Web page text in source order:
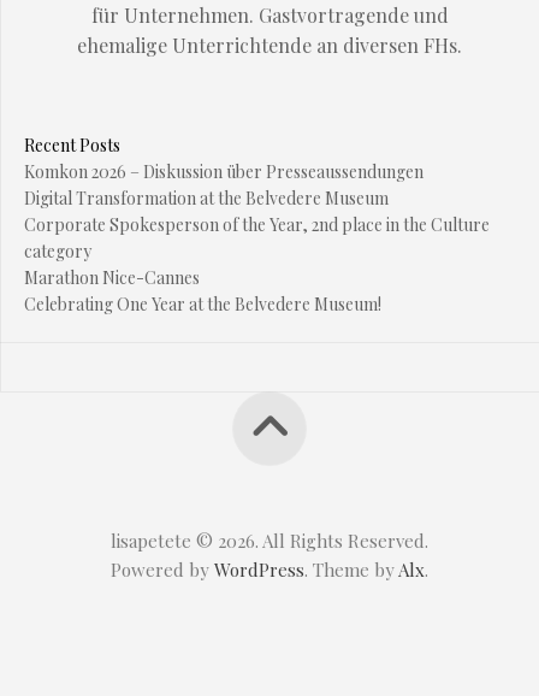
für Unternehmen. Gastvortragende und
ehemalige Unterrichtende an diversen FHs.
Recent Posts
Komkon 2026 – Diskussion über Presseaussendungen
Digital Transformation at the Belvedere Museum
Corporate Spokesperson of the Year, 2nd place in the Culture
category
Marathon Nice-Cannes
Celebrating One Year at the Belvedere Museum!
lisapetete © 2026. All Rights Reserved.
Powered by WordPress. Theme by Alx.